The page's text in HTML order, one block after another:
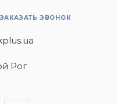
ЗАКАЗАТЬ ЗВОНОК
Рог